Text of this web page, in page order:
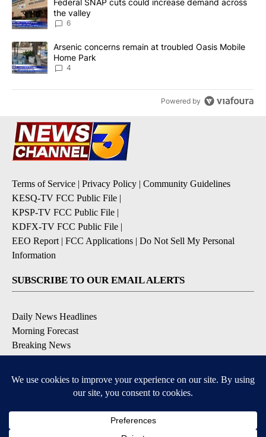
the valley
6
A trending article titled "Arsenic concerns remain at troubled
Arsenic concerns remain at troubled Oasis Mobile
Home Park
4
Powered by
Terms of Service | Privacy Policy | Community Guidelines
KESQ-TV FCC Public File |
KPSP-TV FCC Public File |
KDFX-TV FCC Public File |
EEO Report | FCC Applications | Do Not Sell My Personal
Information
SUBSCRIBE TO OUR EMAIL ALERTS
Daily News Headlines
Morning Forecast
Breaking News
Coronavirus Updates
DOWNLOAD OUR APPS